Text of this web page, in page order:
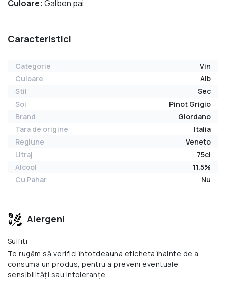
Culoare: Galben pai.
Caracteristici
Categorie
Vin
Culoare
Alb
Stil
Sec
Soi
Pinot Grigio
Brand
Giordano
Tara de origine
Italia
Regiune
Veneto
Litraj
75cl
Alcool
11.5%
Cu Pahar
Nu
Alergeni
Sulfiti
Te rugăm să verifici întotdeauna eticheta înainte de a
consuma un produs, pentru a preveni eventuale
sensibilități sau intoleranțe.